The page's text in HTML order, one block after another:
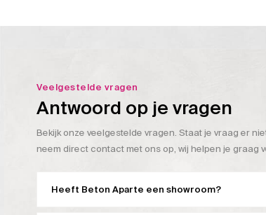
Veelgestelde vragen
Antwoord op je vragen
Bekijk onze veelgestelde vragen. Staat je vraag er
neem direct contact met ons op, wij helpen je graag
Heeft Beton Aparte een showroom?